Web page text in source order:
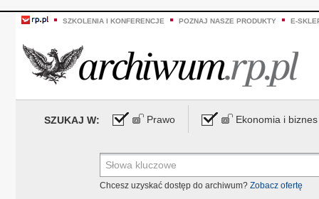
SZKOLENIA I KONFERENCJE POZNAJ NASZE PRODUKTY E-
SZUKAJ W: Prawo Ekonomia i biznes
Chcesz uzyskać dostęp do archiwum? Zobacz ofertę